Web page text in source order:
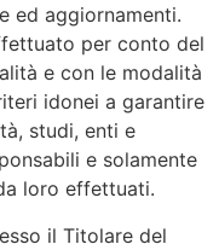
ed aggiornamenti.
per conto del
e con le modalità
idonei a garantire
studi, enti e
e solamente
loro effettuati.
il Titolare del